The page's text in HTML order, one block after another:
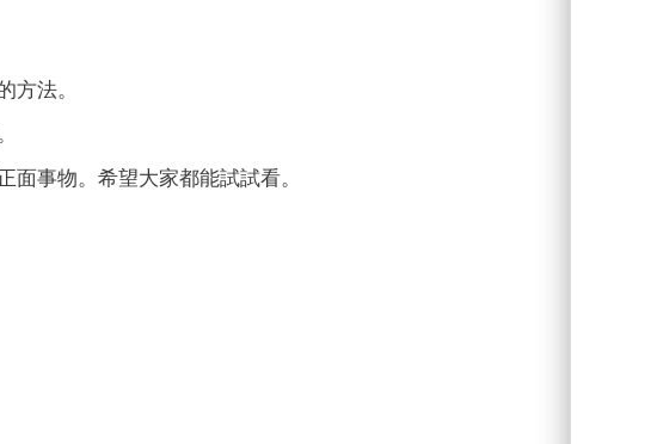
方法。
事物。希望大家都能試試看。